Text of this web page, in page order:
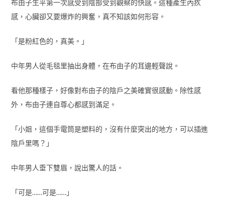
布由子生平第一次感受到陰部受到觀察的快感。這種產生內疚
感，心臟卻又要爆炸的興奮，真不知該如何形容。
「是粉紅色的，真美。」
中年男人從毛毯里抽出身體，在布由子的耳邊輕聲說。
看他那種樣子，好像對布由子的陰戶之美確實很感動。除性感
外，布由子連自尊心都感到滿足。
「小姐，這個手電筒是塑料的，沒有什麼突出的地方，可以插進
陰戶里嗎？」
中年男人垂下雙眉，說出驚人的話。
「可是……可是……」